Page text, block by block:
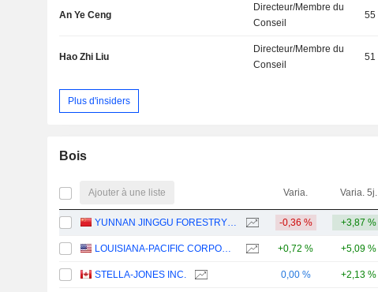
An Ye Ceng
Directeur/Membre du
Conseil
55
Hao Zhi Liu
Directeur/Membre du
Conseil
51
Plus d'insiders
Bois
Ajouter à une liste Varia. Varia. 5j.
YUNNAN JINGGU FORESTRY CO.,LTD -0,36 % +3,87 %
LOUISIANA-PACIFIC CORPORATION +0,72 % +5,09 %
STELLA-JONES INC. 0,00 % +2,13 %